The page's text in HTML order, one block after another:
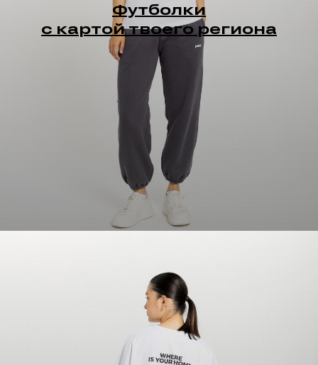
Футболки
с картой твоего региона